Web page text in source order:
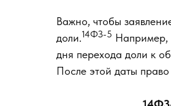
Важно, чтобы
доли.14ФЗ-5 Например,
дня перехода доли к
После этой даты